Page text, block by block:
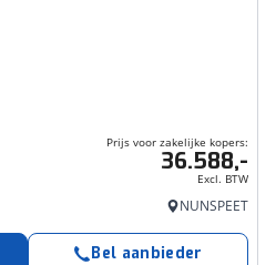
Prijs voor zakelijke kopers:
36.588,-
Excl. BTW
NUNSPEET
Bel aanbieder